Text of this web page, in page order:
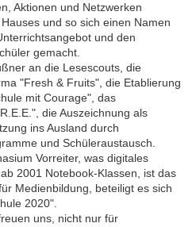
Aktionen und Netzwerken
und so sich einen Namen
und den
gemacht.
an die Lesescouts, die
"Fresh & Fruits", die Etablierung
mit Courage", das
die Auszeichnung als
ins Ausland durch
und Schüleraustausch.
Vorreiter, was digitales
2001 Notebook-Klassen, ist das
Medienbildung, beteiligt es sich
2020".
uns, nicht nur für